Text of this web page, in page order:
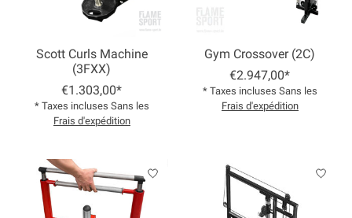
Scott Curls Machine
(3FXX)
€1.303,00*
* Taxes incluses Sans les
Frais d'expédition
Gym Crossover (2C)
€2.947,00*
* Taxes incluses Sans les
Frais d'expédition